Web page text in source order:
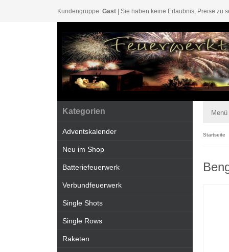
Kundengruppe: Gast | Sie haben keine Erlaubnis, Preise zu
Menü
Startseite
Kategorien
Adventskalender
Neu im Shop
Batteriefeuerwerk
Verbundfeuerwerk
Single Shots
Single Rows
Raketen